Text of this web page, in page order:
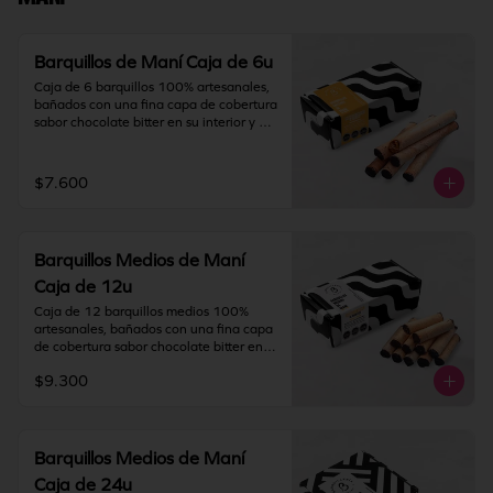
IMPORTANTE: Nuestros barquillos
Barquillos de Maní Caja de 6u
Caja de 6 barquillos 100% artesanales,
bañados con una fina capa de cobertura
sabor chocolate bitter en su interior y
Contiene gluten, maní, soya y leche.
Elaborado en líneas que también
Almacenamiento: mantener producto en
un lugar fresco y seco (18°C a 25°C y
65% HR Máx.). Una vez abierto
consumir inmediatamente.
$7.600
Barquillos Medios de Maní
Caja de 12u
Caja de 12 barquillos medios 100%
artesanales, bañados con una fina capa
de cobertura sabor chocolate bitter en
chocolate.
procesan huevo, nueces, almendras y
pistacho.
$9.300
Barquillos Medios de Maní
Caja de 24u